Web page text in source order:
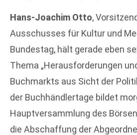
Hans-Joachim Otto,
Ausschusses für Kultur und
Bundestag, hält gerade eben
Thema „Herausforderungen
Buchmarkts aus Sicht der
der Buchhändlertage bildet
Hauptversammlung des
die Abschaffung der